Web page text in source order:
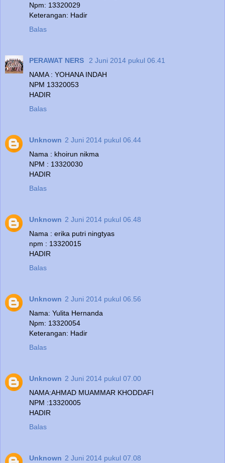
Npm: 13320029
Keterangan: Hadir
Balas
PERAWAT NERS
2 Juni 2014 pukul 06.41
NAMA : YOHANA INDAH
NPM 13320053
HADIR
Balas
Unknown 2 Juni 2014 pukul 06.44
Nama : khoirun nikma
NPM : 13320030
HADIR
Balas
Unknown 2 Juni 2014 pukul 06.48
Nama : erika putri ningtyas
npm : 13320015
HADIR
Balas
Unknown 2 Juni 2014 pukul 06.56
Nama: Yulita Hernanda
Npm: 13320054
Keterangan: Hadir
Balas
Unknown 2 Juni 2014 pukul 07.00
NAMA:AHMAD MUAMMAR KHODDAFI
NPM :13320005
HADIR
Balas
Unknown 2 Juni 2014 pukul 07.08